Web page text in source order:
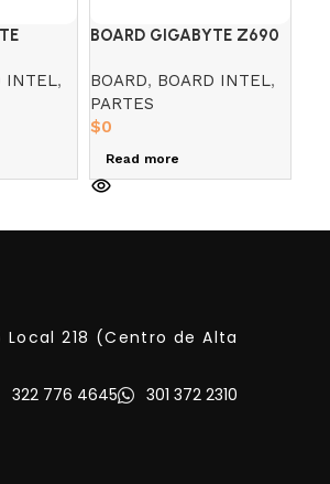
INTEL,
BOARD GIGABYTE Z690
BOARD, BOARD INTEL,
PARTES
$0
Read more
218 (Centro de Alta
322 776 4645 301 372 2310